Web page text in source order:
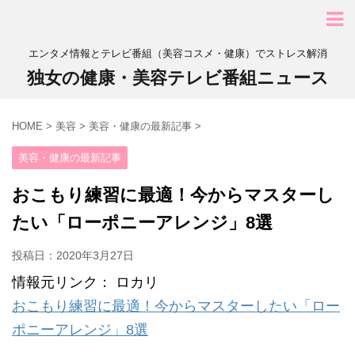
エンタメ情報とテレビ番組（美容コスメ・健康）でストレス解消
独女の健康・美容テレビ番組ニュース
HOME > 美容 > 美容・健康の最新記事 >
美容・健康の最新記事
おこもり練習に最適！今からマスターし
たい「ローポニーアレンジ」8選
投稿日： 2020年3月27日
情報元リンク： ロカリ
おこもり練習に最適！今からマスターしたい「ロー
ポニーアレンジ」8選